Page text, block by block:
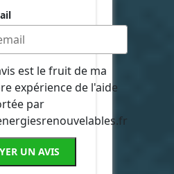
est le fruit de ma
expérience de l'aide
par
UN AVIS